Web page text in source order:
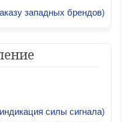
западных брендов)
силы сигнала)